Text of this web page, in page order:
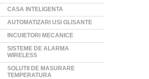
CASA INTELIGENTA
AUTOMATIZARI USI GLISANTE
INCUIETORI MECANICE
SISTEME DE ALARMA
WIRELESS
SOLUTII DE MASURARE
TEMPERATURA